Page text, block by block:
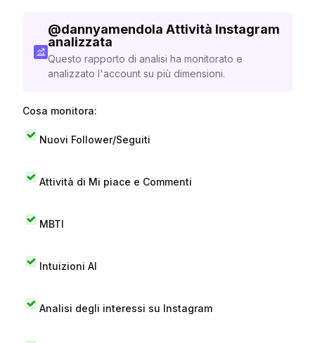
@dannyamendola Attività Instagram
analizzata
Questo rapporto di analisi ha monitorato e
analizzato l'account su più dimensioni.
Cosa monitora:
Nuovi Follower/Seguiti
Attività di Mi piace e Commenti
MBTI
Intuizioni AI
Analisi degli interessi su Instagram